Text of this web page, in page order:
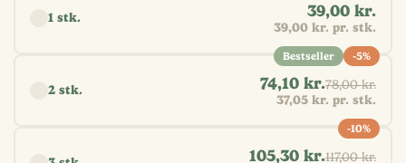
1 stk. 39,00 kr.
39,00 kr. pr. stk.
2 stk. 74,10 kr.78,00 kr.
37,05 kr. pr. stk.
Bestseller -5%
105,30 kr.117,00 kr.
-10%